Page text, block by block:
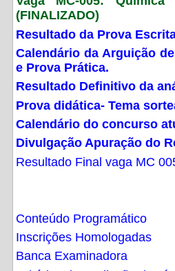
(FINALIZADO)
Resultado da Prova
Calendário da Arguição
e Prova Prática.
Resultado Definitivo da
Prova didática- Tema
Calendário do concurso
Divulgação Apuração do
Resultado Final vaga MC
Conteúdo Programático
Inscrições Homologadas
Banca Examinadora